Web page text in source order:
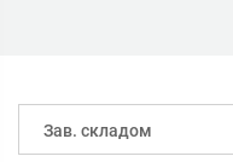
Зав. складом